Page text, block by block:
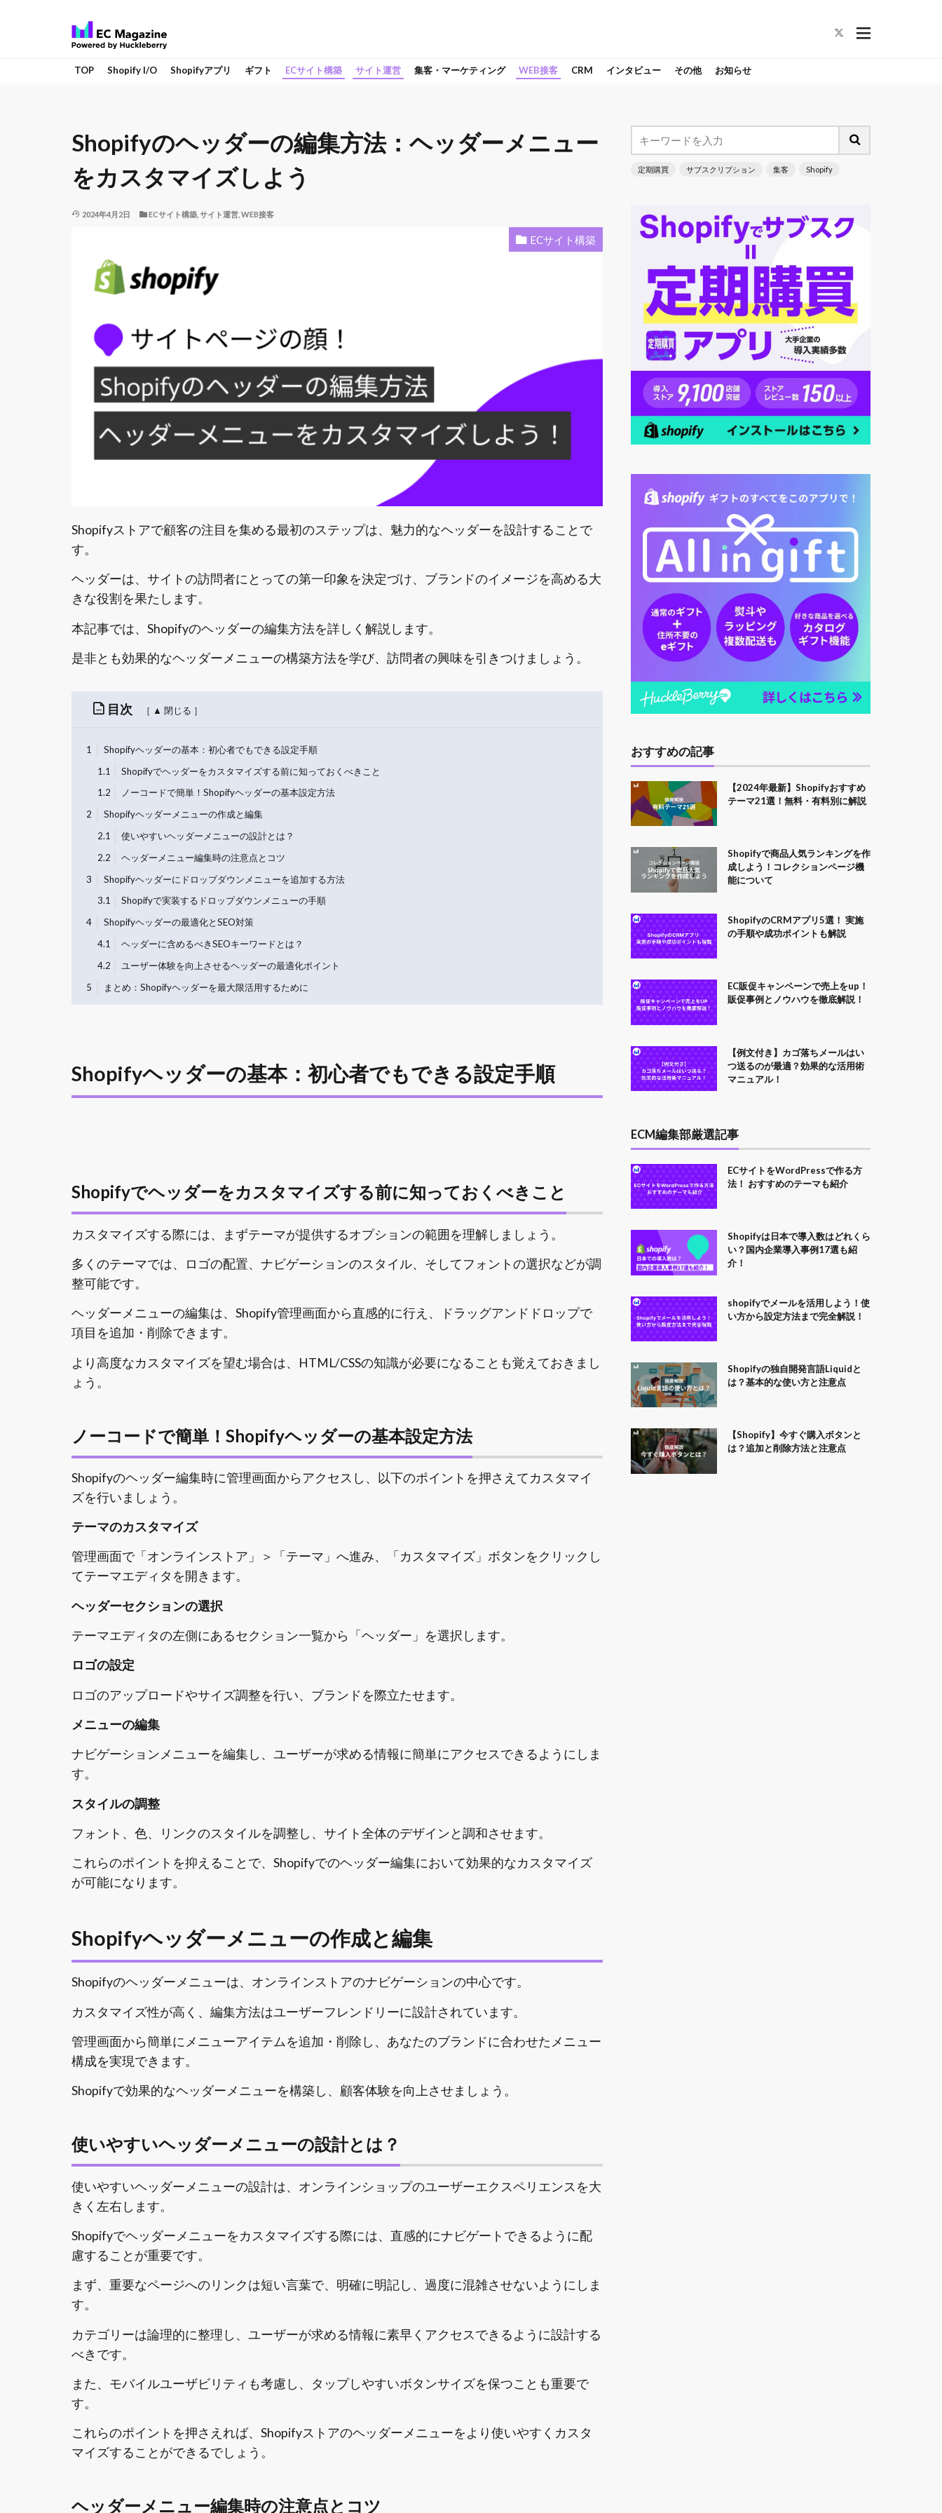
TOP Shopify I/O Shopifyアプリ ギフト ECサイト構築 サイト運営 集客・マーケティング WEB接客 CRM インタビュー その他 お知らせ
Shopifyのヘッダーの編集方法：ヘッダーメニュー
をカスタマイズしよう
2024年4月2日 ECサイト構築 サイト運営 WEB接客
ECサイト構築
Shopifyストアで顧客の注目を集める最初のステップは、魅力的なヘッダーを設計することで
す。
ヘッダーは、サイトの訪問者にとっての第一印象を決定づけ、ブランドのイメージを高める大
きな役割を果たします。
本記事では、Shopifyのヘッダーの編集方法を詳しく解説します。
是非とも効果的なヘッダーメニューの構築方法を学び、訪問者の興味を引きつけましょう。
目次
1
Shopifyヘッダーの基本：初心者でもできる設定手順
1.1
Shopifyでヘッダーをカスタマイズする前に知っておくべきこと
1.2
ノーコードで簡単！Shopifyヘッダーの基本設定方法
2
Shopifyヘッダーメニューの作成と編集
2.1
使いやすいヘッダーメニューの設計とは？
2.2
ヘッダーメニュー編集時の注意点とコツ
3
Shopifyヘッダーにドロップダウンメニューを追加する方法
3.1
Shopifyで実装するドロップダウンメニューの手順
4
Shopifyヘッダーの最適化とSEO対策
4.1
ヘッダーに含めるべきSEOキーワードとは？
4.2
ユーザー体験を向上させるヘッダーの最適化ポイント
5
まとめ：Shopifyヘッダーを最大限活用するために
Shopifyヘッダーの基本：初心者でもできる設定手順
Shopifyでヘッダーをカスタマイズする前に知っておくべきこと
カスタマイズする際には、まずテーマが提供するオプションの範囲を理解しましょう。
多くのテーマでは、ロゴの配置、ナビゲーションのスタイル、そしてフォントの選択などが調
整可能です。
ヘッダーメニューの編集は、Shopify管理画面から直感的に行え、ドラッグアンドドロップで
項目を追加・削除できます。
より高度なカスタマイズを望む場合は、HTML/CSSの知識が必要になることも覚えておきまし
ょう。
ノーコードで簡単！Shopifyヘッダーの基本設定方法
Shopifyのヘッダー編集時に管理画面からアクセスし、以下のポイントを押さえてカスタマイ
ズを行いましょう。
テーマのカスタマイズ
管理画面で「オンラインストア」＞「テーマ」へ進み、「カスタマイズ」ボタンをクリックし
てテーマエディタを開きます。
ヘッダーセクションの選択
テーマエディタの左側にあるセクション一覧から「ヘッダー」を選択します。
ロゴの設定
ロゴのアップロードやサイズ調整を行い、ブランドを際立たせます。
メニューの編集
ナビゲーションメニューを編集し、ユーザーが求める情報に簡単にアクセスできるようにしま
す。
スタイルの調整
フォント、色、リンクのスタイルを調整し、サイト全体のデザインと調和させます。
これらのポイントを抑えることで、Shopifyでのヘッダー編集において効果的なカスタマイズ
が可能になります。
Shopifyヘッダーメニューの作成と編集
Shopifyのヘッダーメニューは、オンラインストアのナビゲーションの中心です。
カスタマイズ性が高く、編集方法はユーザーフレンドリーに設計されています。
管理画面から簡単にメニューアイテムを追加・削除し、あなたのブランドに合わせたメニュー
構成を実現できます。
Shopifyで効果的なヘッダーメニューを構築し、顧客体験を向上させましょう。
使いやすいヘッダーメニューの設計とは？
使いやすいヘッダーメニューの設計は、オンラインショップのユーザーエクスペリエンスを大
きく左右します。
Shopifyでヘッダーメニューをカスタマイズする際には、直感的にナビゲートできるように配
慮することが重要です。
まず、重要なページへのリンクは短い言葉で、明確に明記し、過度に混雑させないようにしま
す。
カテゴリーは論理的に整理し、ユーザーが求める情報に素早くアクセスできるように設計する
べきです。
また、モバイルユーザビリティも考慮し、タップしやすいボタンサイズを保つことも重要で
す。
これらのポイントを押さえれば、Shopifyストアのヘッダーメニューをより使いやすくカスタ
マイズすることができるでしょう。
ヘッダーメニュー編集時の注意点とコツ
定期購買 サブスクリプション 集客 Shopify
おすすめの記事
【2024年最新】Shopifyおすすめ
テーマ21選！無料・有料別に解説
Shopifyで商品人気ランキングを作
成しよう！コレクションページ機
能について
ShopifyのCRMアプリ5選！ 実施
の手順や成功ポイントも解説
EC販促キャンペーンで売上をup！
販促事例とノウハウを徹底解説！
【例文付き】カゴ落ちメールはい
つ送るのが最適？効果的な活用術
マニュアル！
ECM編集部厳選記事
ECサイトをWordPressで作る方
法！ おすすめのテーマも紹介
Shopifyは日本で導入数はどれくら
い？国内企業導入事例17選も紹
介！
shopifyでメールを活用しよう！使
い方から設定方法まで完全解説！
Shopifyの独自開発言語Liquidと
は？基本的な使い方と注意点
【Shopify】今すぐ購入ボタンと
は？追加と削除方法と注意点